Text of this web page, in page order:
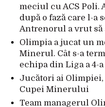
meciul cu ACS Poli.
după o fază care l-a
Antrenorul a vrut să
Olimpia a jucat un
Minerul. Cât s-a
echipa din Liga a 4-
Jucători ai Olimpiei,
Cupei Minerului
Team managerul